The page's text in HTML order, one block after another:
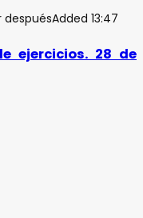
despuésAdded 13:47
ejercicios. 28 de